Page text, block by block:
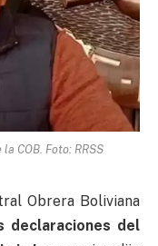
COB. Foto: RRSS
Obrera Boliviana
declaraciones del